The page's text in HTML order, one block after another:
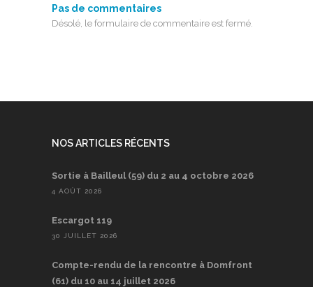
Pas de commentaires
Désolé, le formulaire de commentaire est fermé.
NOS ARTICLES RÉCENTS
Sortie à Bailleul (59) du 2 au 4 octobre 2026
4 AOÛT 2026
Escargot 119
30 JUILLET 2026
Compte-rendu de la rencontre à Domfront
(61) du 10 au 14 juillet 2026